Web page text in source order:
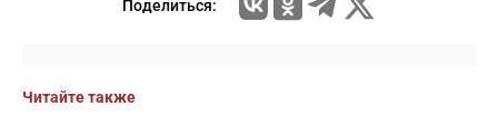
Поделиться:
Читайте также